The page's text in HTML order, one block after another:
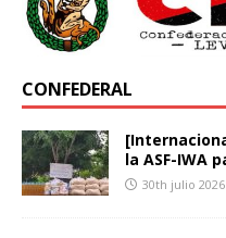
CONFEDERAL
la ASF-IWA
30th julio 2026